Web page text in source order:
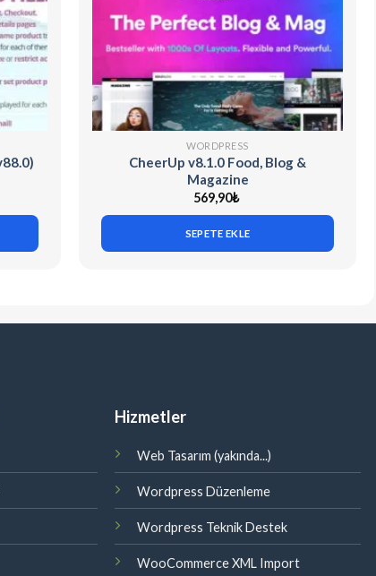
WORDPRESS
CheerUp v8.1.0 Food, Blog &
Magazine
569,90₺
SEPETE EKLE
Hizmetler
Web Tasarım (yakında...)
Wordpress Düzenleme
Wordpress Teknik Destek
WooCommerce XML Import